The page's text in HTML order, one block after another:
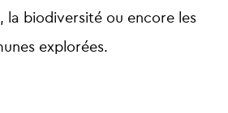
la biodiversité ou encore les
explorées.